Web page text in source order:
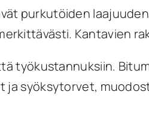
purkutöiden
Kantavien
työkustannuksiin.
syöksytorvet,